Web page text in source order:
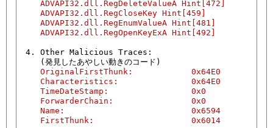
   ADVAPI32.dll.RegDeleteValueA Hint[472]
   ADVAPI32.dll.RegCloseKey Hint[459]
   ADVAPI32.dll.RegEnumValueA Hint[481]
   ADVAPI32.dll.RegOpenKeyExA Hint[492]
4. Other Malicious Traces:
   OriginalFirstThunk:            0x64E0
   Characteristics:               0x64E0
   TimeDateStamp:                 0x0
   ForwarderChain:                0x0
   Name:                          0x6594
   FirstThunk:                    0x6014